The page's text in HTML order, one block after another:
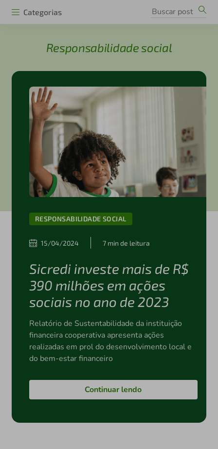
Categorias
Responsabilidade social
RESPONSABILIDADE SOCIAL
15/04/2024 7 min de leitura
Sicredi investe mais de R$
390 milhões em ações
sociais no ano de 2023
Relatório de Sustentabilidade da instituição
financeira cooperativa apresenta ações
realizadas em prol do desenvolvimento local e
do bem-estar financeiro
Continuar lendo